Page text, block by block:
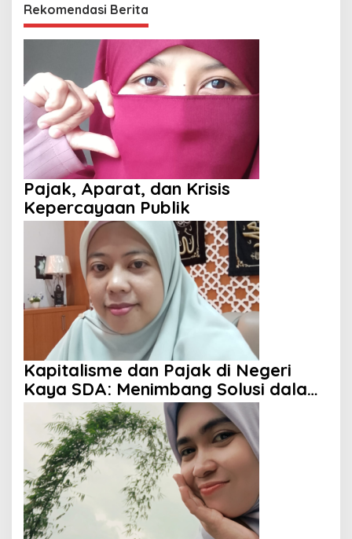
Rekomendasi Berita
Pajak, Aparat, dan Krisis
Kepercayaan Publik
Kapitalisme dan Pajak di Negeri
Kaya SDA: Menimbang Solusi dalam
Perspektif Islam